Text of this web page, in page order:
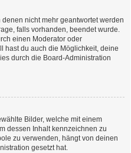
nicht mehr geantwortet werden
falls vorhanden, beendet wurde.
einen Moderator oder
hast du auch die Möglichkeit, deine
durch die Board-Administration
Bilder, welche mit einem
dessen Inhalt kennzeichnen zu
zu verwenden, hängt von deinen
gesetzt hat.